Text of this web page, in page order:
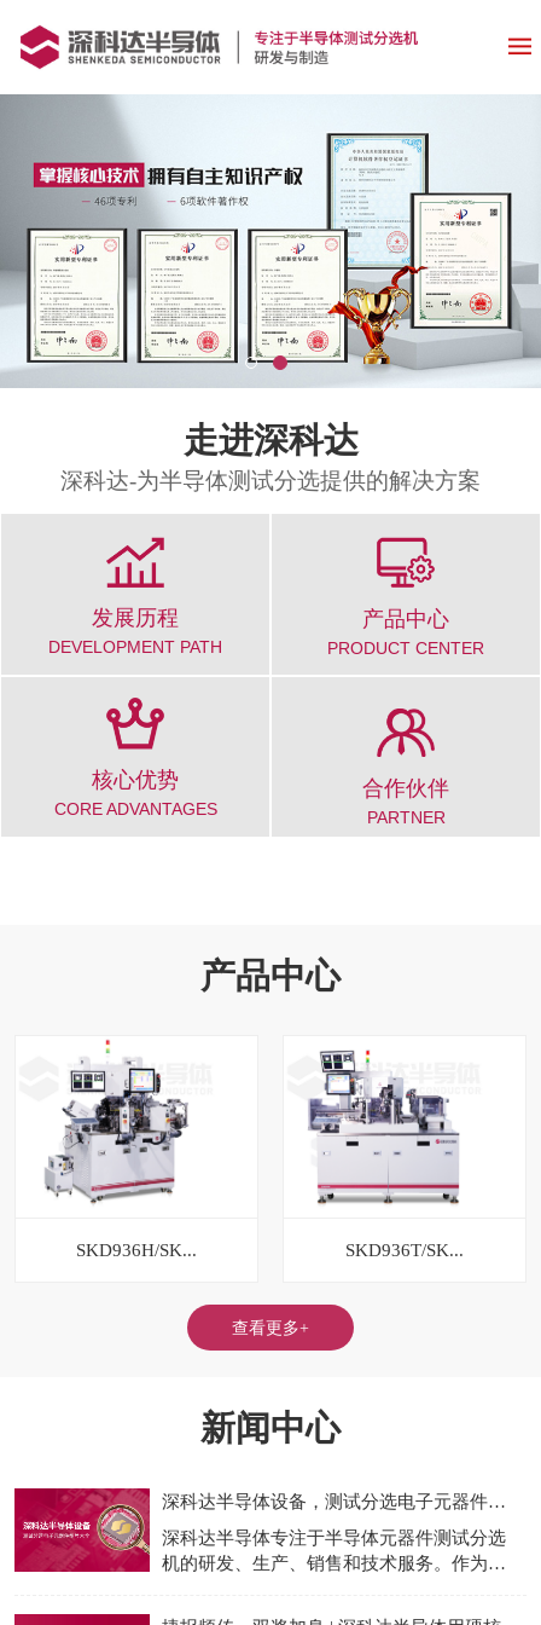
走进深科达
深科达-为半导体测试分选提供的解决方案
发展历程
DEVELOPMENT PATH
产品中心
PRODUCT CENTER
核心优势
CORE ADVANTAGES
合作伙伴
PARTNER
产品中心
SKD936H/SK... SKD936T/SK...
查看更多+
新闻中心
深科达半导体设备，测试分选电子元器件型号大全
深科达半导体专注于半导体元器件测试分选
机的研发、生产、销售和技术服务。作为国
装测试制程提供专业的设备和完整的一站式